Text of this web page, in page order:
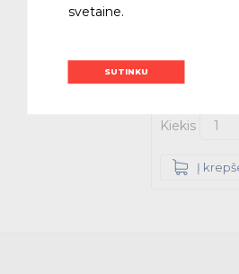
€
Kiekis
Į
svetaine.
SUTINKU